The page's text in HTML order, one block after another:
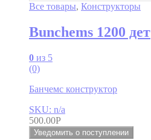
Все товары, Конструкторы
Bunchems 1200 дет
0 из 5
(0)
Банчемс конструктор
SKU: n/a
500.00Р
Уведомить о поступлении